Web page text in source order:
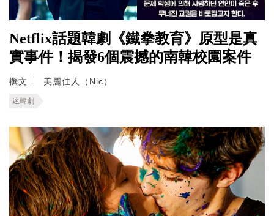
Netflix話題韓劇《鐵拳教育》原型是真
實事件！揭發6個震撼的南韓校園案件
撰文 美麗佳人（Nic）
迷韓劇